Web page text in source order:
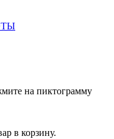
на пиктограмму
в корзину.